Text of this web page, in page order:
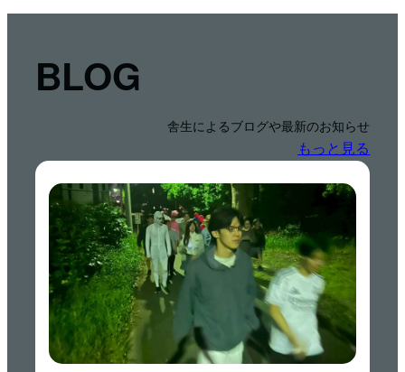
BLOG
舎生によるブログや最新のお知らせ
もっと見る